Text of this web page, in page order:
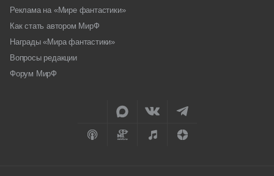
Реклама на «Мире фантастики»
Как стать автором МирФ
Награды «Мира фантастики»
Вопросы редакции
Форум МирФ